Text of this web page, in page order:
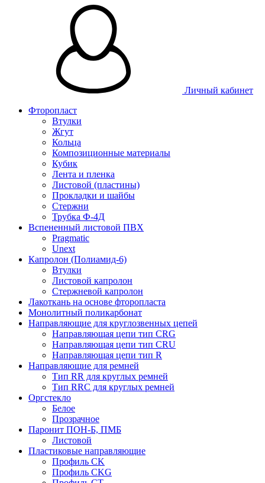
Личный кабинет
Фторопласт
Втулки
Жгут
Кольца
Композиционные материалы
Кубик
Лента и пленка
Листовой (пластины)
Прокладки и шайбы
Стержни
Трубка Ф-4Д
Вспененный листовой ПВХ
Pragmatic
Unext
Капролон (Полиамид-6)
Втулки
Листовой капролон
Стержневой капролон
Лакоткань на основе фторопласта
Монолитный поликарбонат
Направляющие для круглозвенных цепей
Направляющая цепи тип CRG
Направляющая цепи тип CRU
Направляющая цепи тип R
Направляющие для ремней
Тип RR для круглых ремней
Тип RRС для круглых ремней
Оргстекло
Белое
Прозрачное
Паронит ПОН-Б, ПМБ
Листовой
Пластиковые направляющие
Профиль CK
Профиль CKG